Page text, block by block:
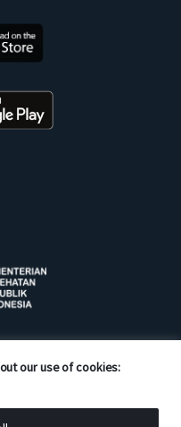
our use of cookies: